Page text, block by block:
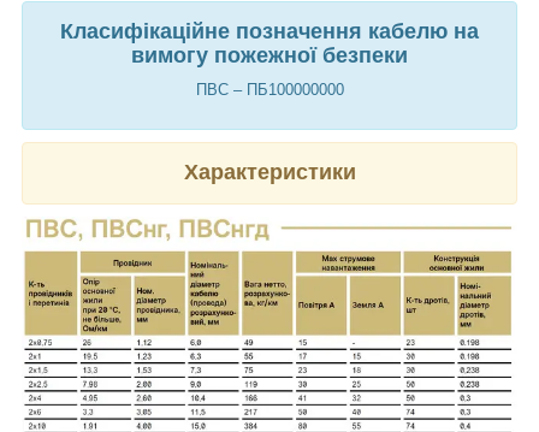
Класифікаційне позначення кабелю на
вимогу пожежної безпеки
ПВС – ПБ100000000
Характеристики